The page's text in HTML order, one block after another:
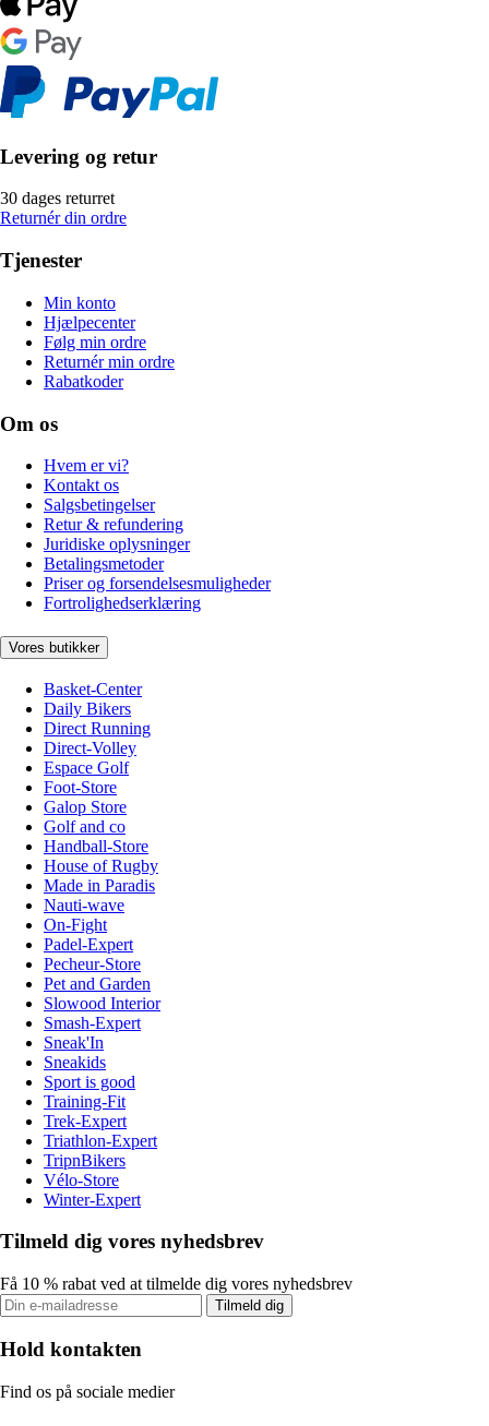
Levering og retur
30 dages returret
Returnér din ordre
Tjenester
Min konto
Hjælpecenter
Følg min ordre
Returnér min ordre
Rabatkoder
Om os
Hvem er vi?
Kontakt os
Salgsbetingelser
Retur & refundering
Juridiske oplysninger
Betalingsmetoder
Priser og forsendelsesmuligheder
Fortrolighedserklæring
Vores butikker
Basket-Center
Daily Bikers
Direct Running
Direct-Volley
Espace Golf
Foot-Store
Galop Store
Golf and co
Handball-Store
House of Rugby
Made in Paradis
Nauti-wave
On-Fight
Padel-Expert
Pecheur-Store
Pet and Garden
Slowood Interior
Smash-Expert
Sneak'In
Sneakids
Sport is good
Training-Fit
Trek-Expert
Triathlon-Expert
TripnBikers
Vélo-Store
Winter-Expert
Tilmeld dig vores nyhedsbrev
Få 10 % rabat ved at tilmelde dig vores nyhedsbrev
Tilmeld dig
Hold kontakten
Find os på sociale medier